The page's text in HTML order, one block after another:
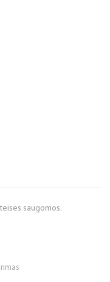
saugomos.